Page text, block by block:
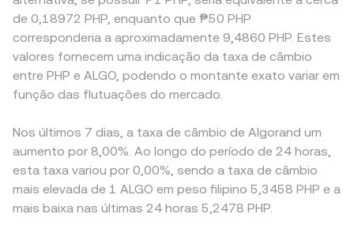
de 0,18972 PHP, enquanto que ₱50 PHP
corresponderia a aproximadamente 9,4860 PHP. Estes
valores fornecem uma indicação da taxa de câmbio
entre PHP e ALGO, podendo o montante exato variar em
função das flutuações do mercado.
Nos últimos 7 dias, a taxa de câmbio de Algorand um
aumento por 8,00%. Ao longo do período de 24 horas,
esta taxa variou por 0,00%, sendo a taxa de câmbio
mais elevada de 1 ALGO em peso filipino 5,3458 PHP e a
mais baixa nas últimas 24 horas 5,2478 PHP.